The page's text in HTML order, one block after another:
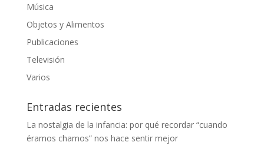
Música
Objetos y Alimentos
Publicaciones
Televisión
Varios
Entradas recientes
La nostalgia de la infancia: por qué recordar “cuando
éramos chamos” nos hace sentir mejor